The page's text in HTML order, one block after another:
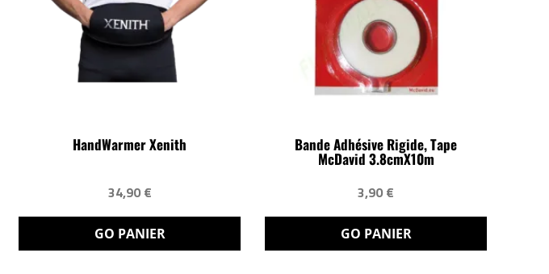
HandWarmer Xenith
34,90 €
GO PANIER
Bande Adhésive Rigide, Tape
McDavid 3.8cmX10m
3,90 €
GO PANIER